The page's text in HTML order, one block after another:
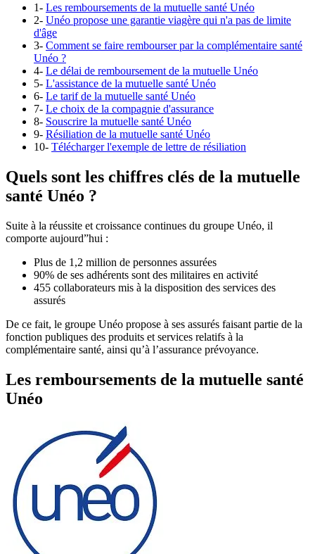
1- Les remboursements de la mutuelle santé Unéo
2- Unéo propose une garantie viagère qui n'a pas de limite
d'âge
3- Comment se faire rembourser par la complémentaire santé
Unéo ?
4- Le délai de remboursement de la mutuelle Unéo
5- L'assistance de la mutuelle santé Unéo
6- Le tarif de la mutuelle santé Unéo
7- Le choix de la compagnie d'assurance
8- Souscrire la mutuelle santé Unéo
9- Résiliation de la mutuelle santé Unéo
10- Télécharger l'exemple de lettre de résiliation
Quels sont les chiffres clés de la mutuelle
santé Unéo ?
Suite à la réussite et croissance continues du groupe Unéo, il
comporte aujourd”hui :
Plus de 1,2 million de personnes assurées
90% de ses adhérents sont des militaires en activité
455 collaborateurs mis à la disposition des services des
assurés
De ce fait, le groupe Unéo propose à ses assurés faisant partie de la
fonction publiques des produits et services relatifs à la
complémentaire santé, ainsi qu’à l’assurance prévoyance.
Les remboursements de la mutuelle santé
Unéo